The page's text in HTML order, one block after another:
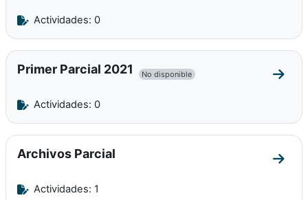
Actividades: 0
Primer Parcial 2021 No disponible Ir a
Actividades: 0
Archivos Parcial
Ir a
Actividades: 1